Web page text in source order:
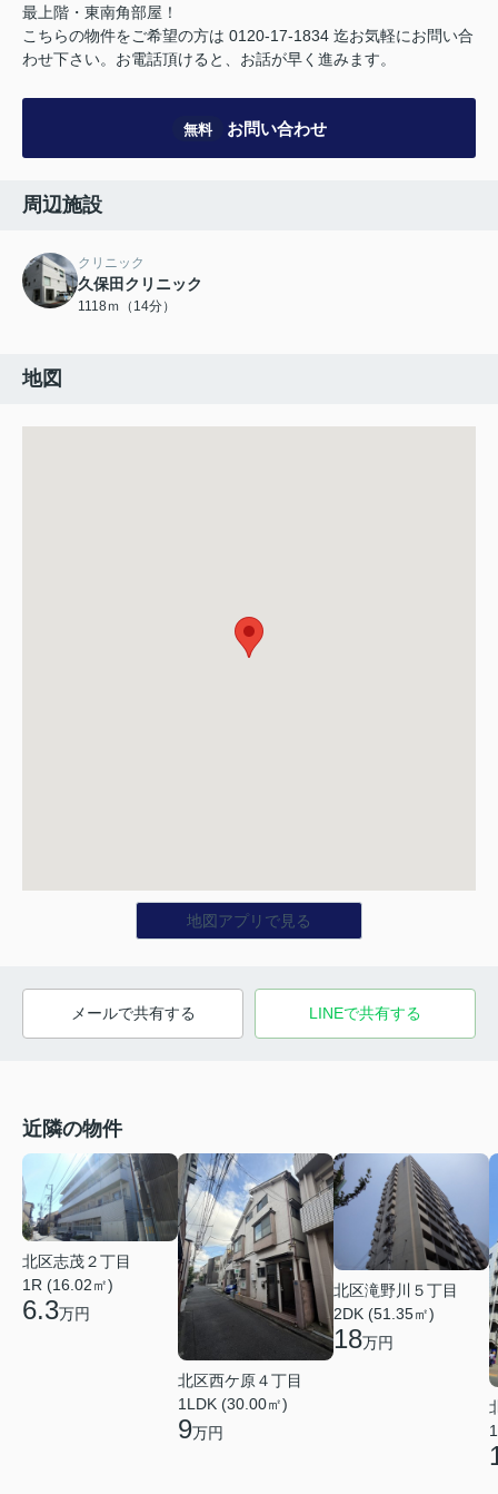
最上階・東南角部屋！
こちらの物件をご希望の方は 0120-17-1834 迄お気軽にお問い合
わせ下さい。お電話頂けると、お話が早く進みます。
無料 お問い合わせ
周辺施設
クリニック
久保田クリニック
1118ｍ（14分）
地図
地図アプリで見る
メールで共有する LINEで共有する
近隣の物件
北区志茂２丁目
1R (16.02㎡)
6.3万円
北区西ケ原４丁目
1LDK (30.00㎡)
9万円
北区滝野川５丁目
2DK (51.35㎡)
18万円